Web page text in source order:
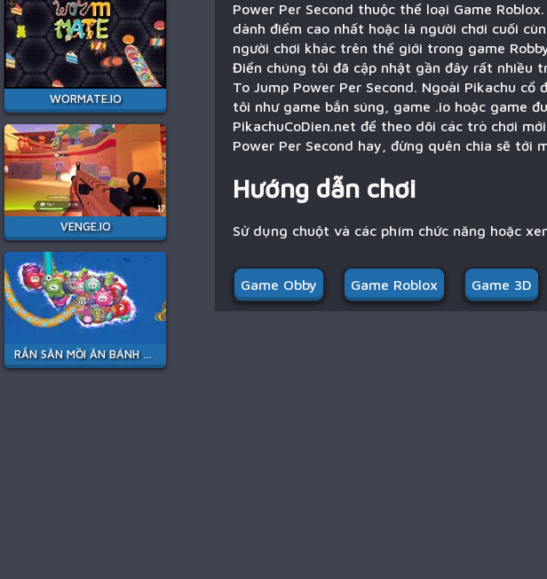
WORMATE.IO
VENGE.IO
RẮN SĂN MỒI ĂN BÁNH KẸO
Power Per Second thuộc thể loại Game
dành điểm cao nhất hoặc là người chơi cuối
người chơi khác trên thế giới trong game
Điển chúng tôi đã cập nhật gần đây rất nhiều
To Jump Power Per Second. Ngoài Pikachu
tôi như game bắn súng, game .io hoặc game
PikachuCoDien.net để theo dõi các trò chơi
Power Per Second hay, đừng quên chia sẽ tới
Hướng dẫn chơi
Sử dụng chuột và các phím chức năng hoặc
Game Obby Game Roblox Game 3D